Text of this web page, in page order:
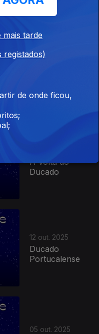
Noite
À Volta do
Ducado
12 out. 2025
Ducado
Portucalense
05 out. 2025
mais tarde
registados)
de onde ficou,